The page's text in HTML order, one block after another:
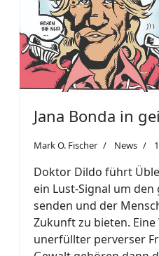
Jana Bonda in
Mark O. Fischer News
Doktor Dildo führt
ein Lust-Signal um
senden und der
Zukunft zu bieten.
unerfüllter perverser